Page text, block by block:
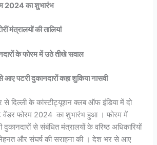
2024का शुभारंभ
मंत्रालयों की तालियां
के फोरम में उठे तीखे सवाल
पटरी दुकानदारों कहा शुकिया नासवी
से दिल्ली के कांस्टीट्यूशन क्लब ऑफ इंडिया में दो
वेंडर फोरम 2024 का शुभारंभ हुआ । फोरम में
से संबंधित मंत्रालयों के वरिष्ठ अधिकारियों
मेहनत और संघर्ष की सराहना की । देश भर से आए